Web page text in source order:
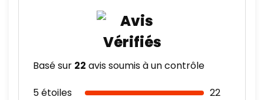
Basé sur 22 avis soumis à un contrôle
5 étoiles
22